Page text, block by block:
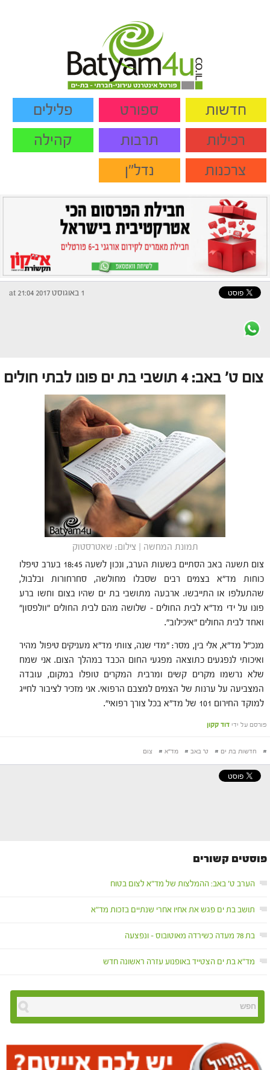
חדשות ספורט
פלילים
רכילות
תרבות
קהילה
צרכנות
נדל"ן
1 באוגוסט 2017 at 21:04
צום ט' באב: 4 תושבי בת ים פונו לבתי חולים
תמונת המחשה | צילום: שאטרסטוק
צום תשעה באב הסתיים בשעות הערב, ונכון לשעה 18:45 בערב טיפלו
כוחות מד"א בצמים רבים שסבלו מחולשה, סחרחורות ובלבול,
שהתעלפו או התייבשו. ארבעה מתושבי בת ים שהיו בצום וחשו ברע
פונו על ידי מד"א לבית החולים – שלושה מהם לבית החולים "וולפסון"
ואחד לבית החולים "איכילוב".
מנכ"ל מד"א, אלי בין, מסר: "מדי שנה, צוותי מד"א מעניקים טיפול מהיר
ואיכותי לנפגעים כתוצאה מפגעי החום הכבד במהלך הצום. אני שמח
שלא נרשמו מקרים קשים ומרבית המקרים טופלו במקום, עובדה
המצביעה על ערנות של הצמים למצבם הרפואי. אני מזכיר לציבור לחייג
למוקד החירום 101 של מד"א בכל צורך רפואי".
פורסם על ידי דוד קקון
# חדשות בת ים # ט' באב # מד"א # צום
פוסטים קשורים
הערב ט' באב: ההמלצות של מד"א לצום בטוח
תושב בת ים פגש את אחיו אחרי שנתיים בזכות מד"א
בת 78 מעדה כשירדה מאוטובוס – ונפצעה
מד"א בת ים הצטייד באופנוע עזרה ראשונה חדש